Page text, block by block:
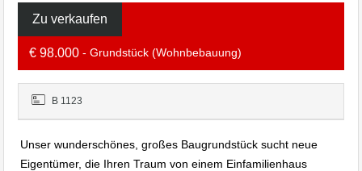
Zu verkaufen
€ 98.000 - Grundstück (Wohnbebauung)
B 1123
Unser wunderschönes, großes Baugrundstück sucht neue
Eigentümer, die Ihren Traum von einem Einfamilienhaus